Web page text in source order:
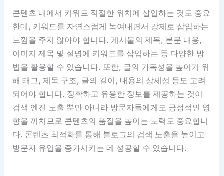
콘텐츠 내에서 키워드 적절한 위치에 삽입하는 것도 중요
한데, 키워드를 자연스럽게 녹여내면서 강제로 삽입하는
느낌을 주지 않아야 합니다. 게시물의 제목, 본문 내용,
이미지 제목 및 설명에 키워드를 삽입하는 등 다양한 방
법을 활용할 수 있습니다. 또한, 글의 가독성을 높이기 위
해 태그, 제목 구조, 글의 길이, 내용의 상세성 등도 고려
되어야 합니다. 정확하고 유용한 정보를 제공하는 것이
검색 엔진 노출 뿐만 아니라 방문자들에게도 긍정적인 영
향을 끼치므로 콘텐츠의 품질을 높이는 노력도 중요합니
다. 콘텐츠 최적화를 통해 블로그의 검색 노출을 높이고
방문자 유입을 증가시키는 데 성공할 수 있습니다.